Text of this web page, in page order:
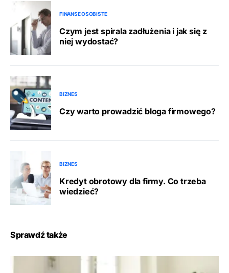
FINANSE OSOBISTE
Czym jest spirala zadłużenia i jak się z
niej wydostać?
BIZNES
Czy warto prowadzić bloga firmowego?
BIZNES
Kredyt obrotowy dla firmy. Co trzeba
wiedzieć?
Sprawdź także